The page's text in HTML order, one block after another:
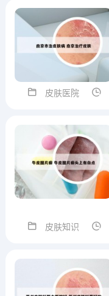
皮肤医院
皮肤知识